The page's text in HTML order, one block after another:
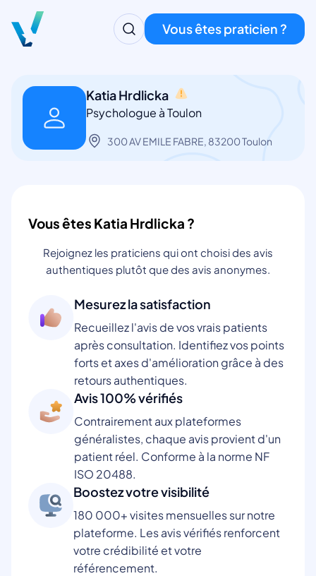
Vous êtes praticien ?
Katia Hrdlicka
Psychologue à Toulon
300 AV EMILE FABRE, 83200 Toulon
Vous êtes Katia Hrdlicka ?
Rejoignez les praticiens qui ont choisi des avis
authentiques plutôt que des avis anonymes.
Mesurez la satisfaction
Recueillez l'avis de vos vrais patients
après consultation. Identifiez vos points
forts et axes d'amélioration grâce à des
retours authentiques.
Avis 100% vérifiés
Contrairement aux plateformes
généralistes, chaque avis provient d'un
patient réel. Conforme à la norme NF
ISO 20488.
Boostez votre visibilité
180 000+ visites mensuelles sur notre
plateforme. Les avis vérifiés renforcent
votre crédibilité et votre
référencement.